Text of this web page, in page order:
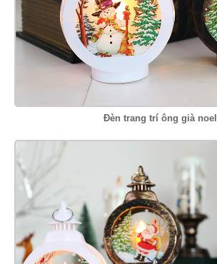
Đèn trang trí ông già noel